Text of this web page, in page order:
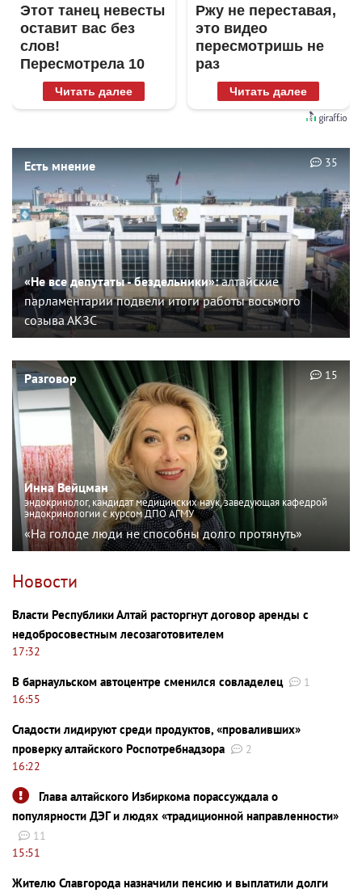
Этот танец невесты
оставит вас без
слов!
Пересмотрела 10
раз
Читать далее
Ржу не переставая,
это видео
пересмотришь не
раз
Читать далее
Есть мнение
«Не все депутаты - бездельники»:алтайские
парламентарии подвели итоги работы восьмого
созыва АКЗС
35
Разговор
Инна Вейцман
эндокринолог, кандидат медицинских наук, заведующая кафедрой
эндокринологии с курсом ДПО АГМУ
«На голоде люди не способны долго протянуть»
15
Новости
Власти Республики Алтай расторгнут договор аренды с
недобросовестным лесозаготовителем
17:32
В барнаульском автоцентре сменился совладелец
1
16:55
Сладости лидируют среди продуктов, «проваливших»
проверку алтайского Роспотребнадзора
2
16:22
Глава алтайского Избиркома порассуждала о
популярности ДЭГ и людях «традиционной направленности»
11
15:51
Жителю Славгорода назначили пенсию и выплатили долги